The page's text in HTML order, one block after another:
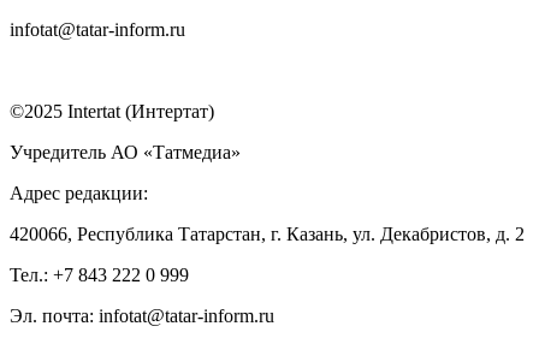
infotat@tatar-inform.ru
©2025 Intertat (Интертат)
Учредитель АО «Татмедиа»
Адрес редакции:
420066, Республика Татарстан, г. Казань, ул. Декабристов, д. 2
Тел.: +7 843 222 0 999
Эл. почта: infotat@tatar-inform.ru